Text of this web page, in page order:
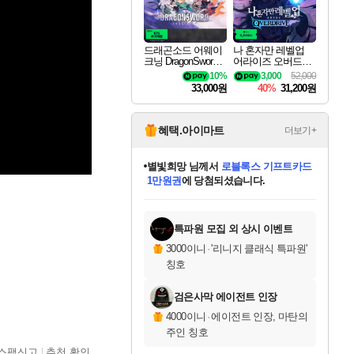
드래곤소드 어웨이
크닝 DragonSword A
10%
33,000원
나 혼자만 레벨업
어라이즈 오버드라
이브 디럭스 에디션
Solo Leveling Arise
Overdrive Deluxe Edi
tion
52,000
3,000
40% 31,200원
혜택.아이마트 더보기+
교환.
당첨되셨습니다.
당첨되셨습니다.
당첨되셨습니다.
별빛희망님께서 로블록스 기프트카드
1만원권에 당첨되셨습니다.
당첨되셨습니다.
당첨되셨습니다.
당첨되셨습니다.
당첨되셨습니다.
에디션 (스팀코드)를 교환.
당첨되셨습니다.
특파원 모집 외 상시 이벤트
3000이니 ·'리니지 클래식 특파원'
칭호
검은사막 에이전트 인장
4000이니 ·에이전트 인장, 마탄의
주인 칭호